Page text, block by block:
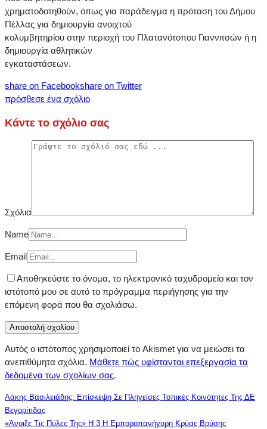
χρηματοδοτηθούν, όπως για παράδειγμα η πρόταση του Δήμου
Πέλλας για δημιουργία ανοιχτού
κολυμβητηρίου στην περιοχή του Πλατανότοπου Γιαννιτσών ή η
δημιουργία αθλητικών
εγκαταστάσεων.
share on Facebookshare on Twitter
πρόσθεσε ένα σχόλιο
Κάντε το σχόλιο σας
Σχόλια
Name
Email
Αποθηκεύστε το όνομα, το ηλεκτρονικό ταχυδρομείο και τον
ιστότοπό μου σε αυτό το πρόγραμμα περιήγησης για την
επόμενη φορά που θα σχολιάσω.
Αυτός ο ιστότοπος χρησιμοποιεί το Akismet για να μειώσει τα
ανεπιθύμητα σχόλια. Μάθετε πώς υφίστανται επεξεργασία τα
δεδομένα των σχολίων σας.
Λάκης Βασιλειάδης: Επίσκεψη Σε Πληγείσες Τοπικές Κοινότητες Της ΔΕ
Βεγορίτιδας
«Άνοιξε Τις Πύλες Της» Η 3 Η Εμποροπανήγυρη Κρύας Βρύσης